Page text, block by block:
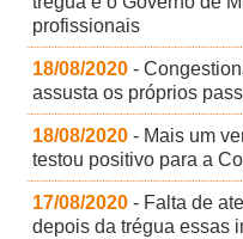
profissionais
18/08/2020 -
assusta os próprios
18/08/2020 - Mais um
testou positivo para a
17/08/2020 - Falta de
depois da trégua essas